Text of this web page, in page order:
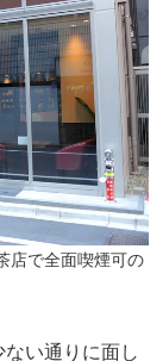
店で全面喫煙可の
い通りに面し